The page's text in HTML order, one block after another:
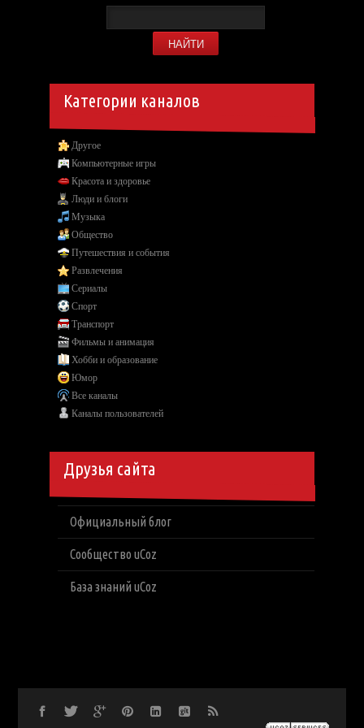
Категории каналов
Другое
Компьютерные игры
Красота и здоровье
Люди и блоги
Музыка
Общество
Путешествия и события
Развлечения
Сериалы
Спорт
Транспорт
Фильмы и анимация
Хобби и образование
Юмор
Все каналы
Каналы пользователей
Друзья сайта
Официальный блог
Сообщество uCoz
База знаний uCoz